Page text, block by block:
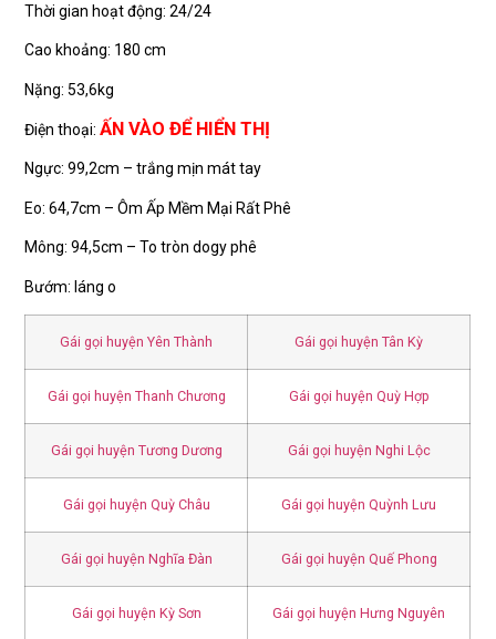
Thời gian hoạt động: 24/24
Cao khoảng: 180 cm
Nặng: 53,6kg
Điện thoại:ẤN VÀO ĐỂ HIỂN THỊ
Ngực: 99,2cm – trắng mịn mát tay
Eo: 64,7cm – Ôm Ấp Mềm Mại Rất Phê
Mông: 94,5cm – To tròn dogy phê
Bướm: láng o
Gái gọi huyện Yên Thành Gái gọi huyện Tân Kỳ
Gái gọi huyện Thanh Chương Gái gọi huyện Quỳ Hợp
Gái gọi huyện Tương Dương Gái gọi huyện Nghi Lộc
Gái gọi huyện Quỳ Châu Gái gọi huyện Quỳnh Lưu
Gái gọi huyện Nghĩa Đàn Gái gọi huyện Quế Phong
Gái gọi huyện Kỳ Sơn Gái gọi huyện Hưng Nguyên